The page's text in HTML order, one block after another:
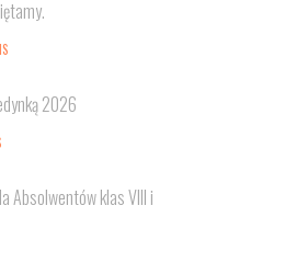
IS
2026
Absolwentów klas VIII i